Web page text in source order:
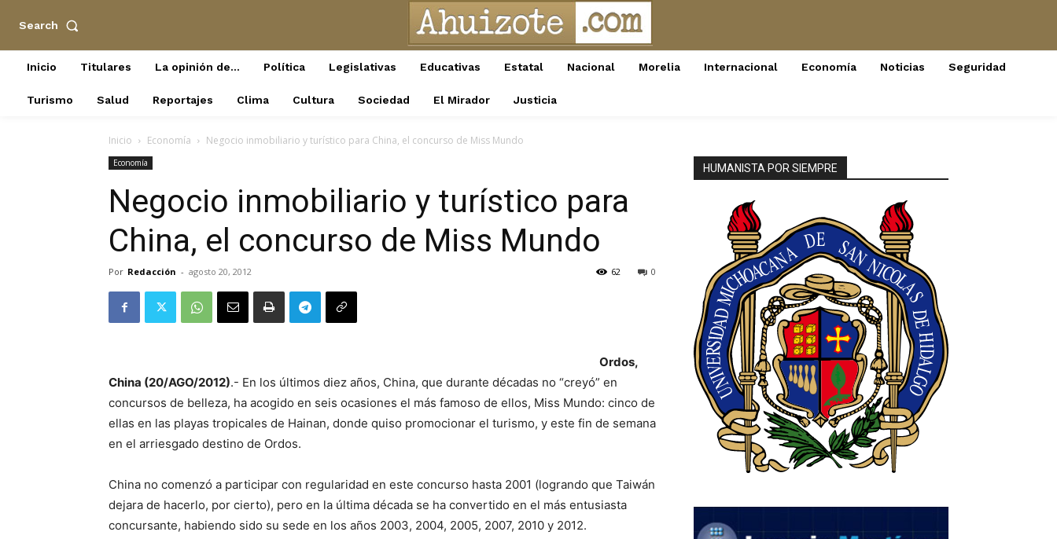
Search
Inicio Titulares La opinión de… Política Legislativas Educativas Estatal Nacional Morelia Internacional Economía Noticias Seguridad
Turismo Salud Reportajes Clima Cultura Sociedad El Mirador Justicia
Inicio Economía Negocio inmobiliario y turístico para China, el concurso de Miss Mundo
Economía
Negocio inmobiliario y turístico para
China, el concurso de Miss Mundo
Por Redacción - agosto 20, 2012 0
62
Ordos,
China (20/AGO/2012).- En los últimos diez años, China, que durante décadas no “creyó” en
concursos de belleza, ha acogido en seis ocasiones el más famoso de ellos, Miss Mundo: cinco de
ellas en las playas tropicales de Hainan, donde quiso promocionar el turismo, y este fin de semana
en el arriesgado destino de Ordos.
China no comenzó a participar con regularidad en este concurso hasta 2001 (logrando que Taiwán
dejara de hacerlo, por cierto), pero en la última década se ha convertido en el más entusiasta
concursante, habiendo sido su sede en los años 2003, 2004, 2005, 2007, 2010 y 2012.
HUMANISTA POR SIEMPRE